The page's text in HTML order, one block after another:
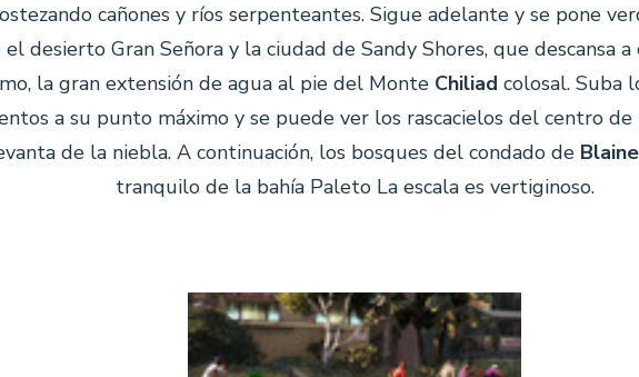
cañones y ríos serpenteantes. Sigue adelante y se pone
desierto Gran Señora y la ciudad de Sandy Shores, que descansa
la gran extensión de agua al pie del Monte Chiliad colosal. Suba
a su punto máximo y se puede ver los rascacielos del centro de
de la niebla. A continuación, los bosques del condado de Blaine
tranquilo de la bahía Paleto La escala es vertiginoso.